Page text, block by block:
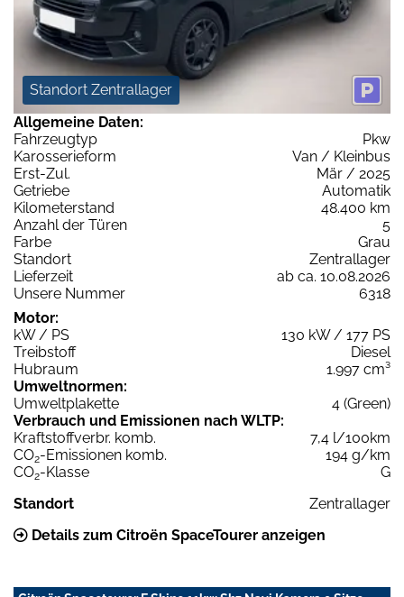
Standort Zentrallager
Allgemeine Daten:
Fahrzeugtyp
Pkw
Karosserieform
Van / Kleinbus
Erst-Zul.
Mär / 2025
Getriebe
Automatik
Kilometerstand
48.400 km
Anzahl der Türen
5
Farbe
Grau
Standort
Zentrallager
Lieferzeit
ab ca. 10.08.2026
Unsere Nummer
6318
Motor:
kW / PS
130 kW / 177 PS
Treibstoff
Diesel
Hubraum
1.997 cm³
Umweltnormen:
Umweltplakette
4 (Green)
Verbrauch und Emissionen nach WLTP:
Kraftstoffverbr. komb.
7,4 l/100km
CO2-Emissionen komb.
194 g/km
CO2-Klasse
G
Standort
Zentrallager
Details zum Citroën SpaceTourer anzeigen